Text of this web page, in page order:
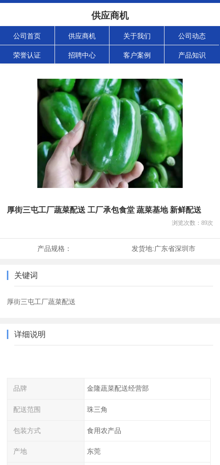
供应商机
公司首页 供应商机 关于我们 公司动态
荣誉认证 招聘中心 客户案例 产品知识
厚街三屯工厂蔬菜配送 工厂承包食堂 蔬菜基地 新鲜配送
浏览次数： 89次
产品规格： 发货地:广东省深圳市
关键词
厚街三屯工厂蔬菜配送
详细说明
品牌 金隆蔬菜配送经营部
配送范围 珠三角
包装方式 食用农产品
产地 东莞